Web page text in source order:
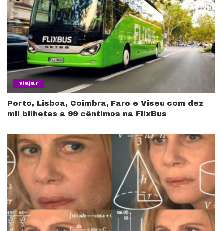
viajar
Porto, Lisboa, Coimbra, Faro e Viseu com dez
mil bilhetes a 99 cêntimos na FlixBus